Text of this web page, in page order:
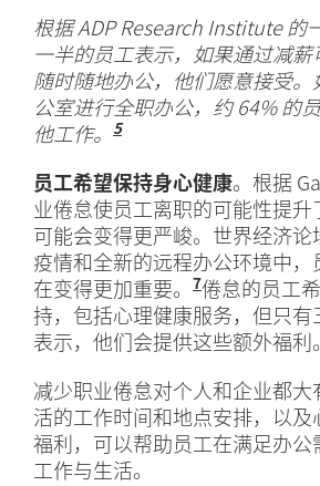
根据 ADP Research Institute 的
一半的员工表示，如果通过减
随时随地办公，他们愿意接受
公室进行全职办公，约 64% 的
他工作。 5“ADP Research
员工希望保持身心健康。根据
业倦怠使员工离职的可能性提升
可能会变得更严峻。世界经济
疫情和全新的远程办公环境中，
在变得更加重要。 7“员工表示
倦怠的员工
持，包括心理健康服务，但只有
表示，他们会提供这些额外福利。
减少职业倦怠对个人和企业都大
活的工作时间和地点安排，以及
福利，可以帮助员工在满足办公
工作与生活。